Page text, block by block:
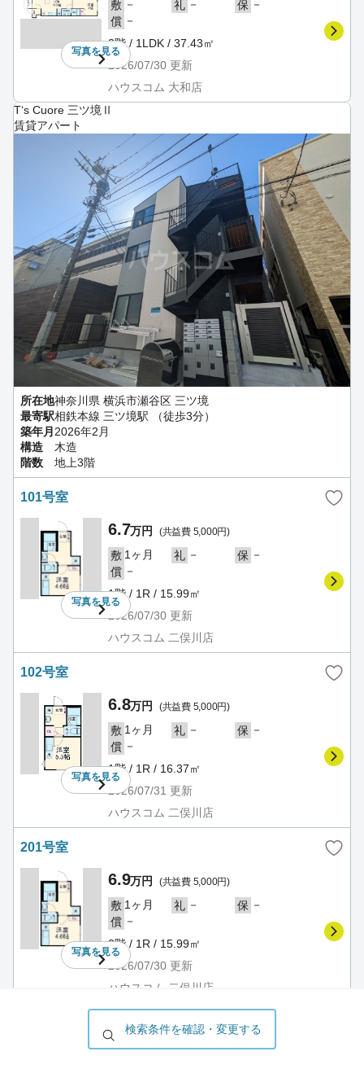
写真を見る
敷 － 礼 － 保 －
償 －
3階 / 1LDK / 37.43㎡
2026/07/30 更新
ハウスコム 大和店
T‘s Cuore 三ツ境Ⅱ
賃貸アパート
所在地神奈川県 横浜市瀬谷区 三ツ境
最寄駅相鉄本線 三ツ境駅 （徒歩3分）
築年月 2026年2月
構造
木造
階数
地上3階
101号室
写真を見る
6.7万円 (共益費 5,000円)
敷 1ヶ月 礼 － 保 －
償 －
1階 / 1R / 15.99㎡
2026/07/30 更新
ハウスコム 二俣川店
102号室
写真を見る
6.8万円 (共益費 5,000円)
敷 1ヶ月 礼 － 保 －
償 －
1階 / 1R / 16.37㎡
2026/07/31 更新
ハウスコム 二俣川店
201号室
写真を見る
6.9万円 (共益費 5,000円)
敷 1ヶ月 礼 － 保 －
償 －
2階 / 1R / 15.99㎡
2026/07/30 更新
ハウスコム 二俣川店
6.9
検索条件を確認・変更する